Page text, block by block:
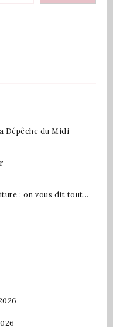
Dépêche du Midi
: on vous dit tout…